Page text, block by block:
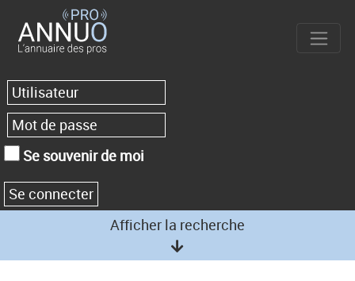
Se souvenir de moi
Afficher la recherche